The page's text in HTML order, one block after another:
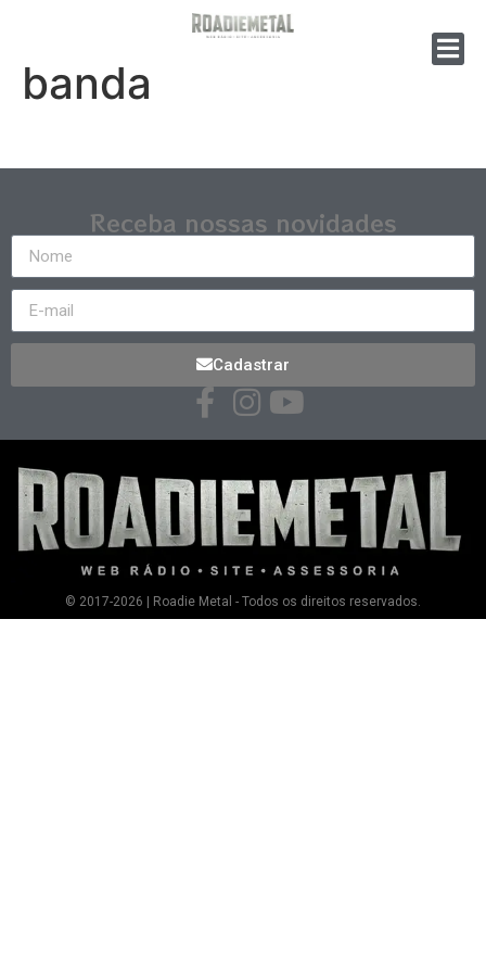
banda
Receba nossas novidades
Cadastrar
© 2017-2026 | Roadie Metal - Todos os direitos reservados.